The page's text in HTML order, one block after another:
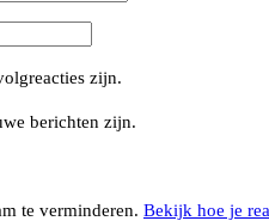
zijn.
berichten zijn.
te verminderen. Bekijk hoe je